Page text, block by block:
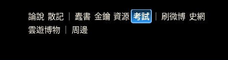
論說 散記 ｜ 蠹書 金鑰 資源 考試 ｜ 刷微博 史網
雲遊博物 ｜ 周邊